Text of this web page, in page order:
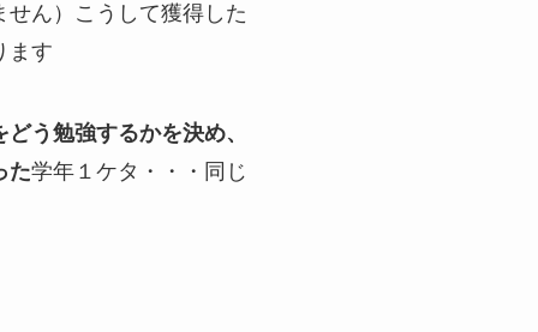
ん）こうして獲得した
ます
どう勉強するかを決め、
た学年１ケタ・・・同じ